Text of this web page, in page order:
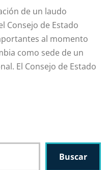
de un laudo
Consejo de Estado
al momento
como sede de un
El Consejo de Estado
Buscar